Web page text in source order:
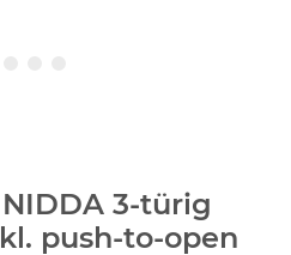
3-türig
push-to-open